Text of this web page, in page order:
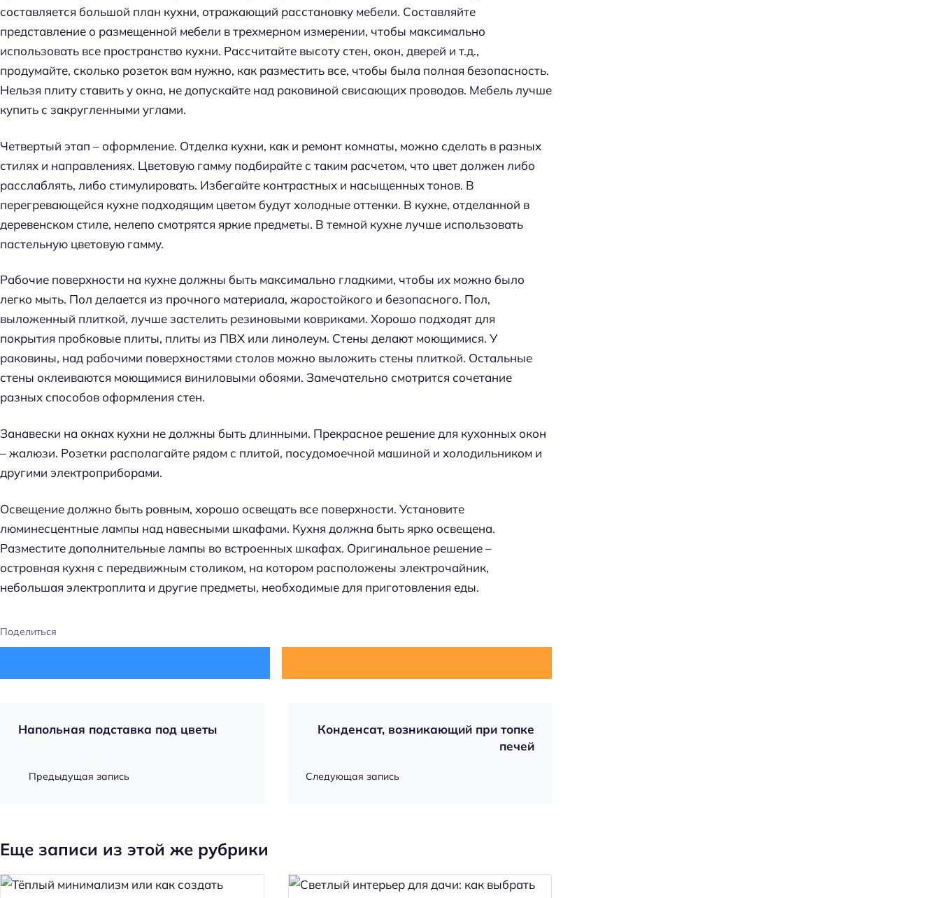
составляется большой план кухни, отражающий расстановку мебели. Составляйте
представление о размещенной мебели в трехмерном измерении, чтобы максимально
использовать все пространство кухни. Рассчитайте высоту стен, окон, дверей и т.д.,
продумайте, сколько розеток вам нужно, как разместить все, чтобы была полная безопасность.
Нельзя плиту ставить у окна, не допускайте над раковиной свисающих проводов. Мебель лучше
купить с закругленными углами.
Четвертый этап – оформление. Отделка кухни, как и ремонт комнаты, можно сделать в разных
стилях и направлениях. Цветовую гамму подбирайте с таким расчетом, что цвет должен либо
расслаблять, либо стимулировать. Избегайте контрастных и насыщенных тонов. В
перегревающейся кухне подходящим цветом будут холодные оттенки. В кухне, отделанной в
деревенском стиле, нелепо смотрятся яркие предметы. В темной кухне лучше использовать
пастельную цветовую гамму.
Рабочие поверхности на кухне должны быть максимально гладкими, чтобы их можно было
легко мыть. Пол делается из прочного материала, жаростойкого и безопасного. Пол,
выложенный плиткой, лучше застелить резиновыми ковриками. Хорошо подходят для
покрытия пробковые плиты, плиты из ПВХ или линолеум. Стены делают моющимися. У
раковины, над рабочими поверхностями столов можно выложить стены плиткой. Остальные
стены оклеиваются моющимися виниловыми обоями. Замечательно смотрится сочетание
разных способов оформления стен.
Занавески на окнах кухни не должны быть длинными. Прекрасное решение для кухонных окон
– жалюзи. Розетки располагайте рядом с плитой, посудомоечной машиной и холодильником и
другими электроприборами.
Освещение должно быть ровным, хорошо освещать все поверхности. Установите
люминесцентные лампы над навесными шкафами. Кухня должна быть ярко освещена.
Разместите дополнительные лампы во встроенных шкафах. Оригинальное решение –
островная кухня с передвижным столиком, на котором расположены электрочайник,
небольшая электроплита и другие предметы, необходимые для приготовления еды.
Поделиться
Напольная подставка под цветы
Предыдущая запись
Конденсат, возникающий при топке
печей
Следующая запись
Еще записи из этой же рубрики